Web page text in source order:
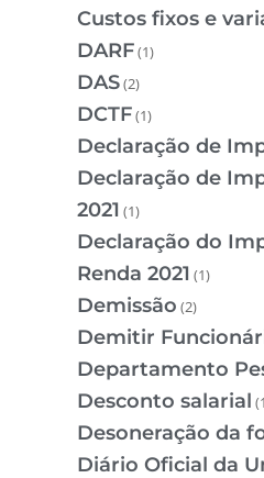
Custos fixos e
DARF(1)
DAS(2)
DCTF(1)
Declaração de
Declaração de
2021 (1)
Declaração do
Renda 2021 (1)
Demissão (2)
Demitir
Departamento
Desconto salarial
Desoneração da
Diário Oficial da